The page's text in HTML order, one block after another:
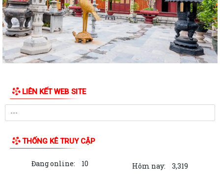
LIÊN KẾT WEB SITE
THỐNG KÊ TRUY CẬP
Đang online: 10 Hôm nay: 3,319